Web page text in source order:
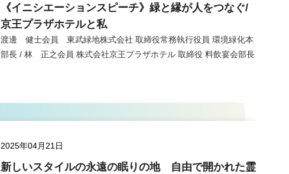
《イニシエーションスピーチ》緑と縁が人をつなぐ/
京王プラザホテルと私
渡邊 健士会員 東武緑地株式会社 取締役常務執行役員 環境緑化本
部長 / 林 正之会員 株式会社京王プラザホテル 取締役 料飲宴会部長
2025年04月21日
新しいスタイルの永遠の眠りの地 自由で開かれた霊